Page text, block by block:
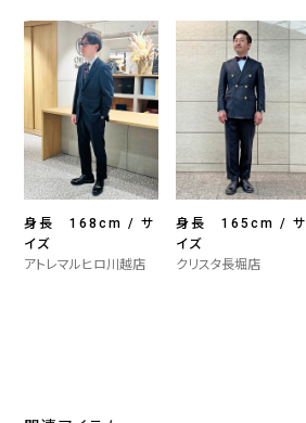
身長 168cm / サ
イズ
アトレマルヒロ川越店
身長 165cm / サ
イズ
クリスタ長堀店